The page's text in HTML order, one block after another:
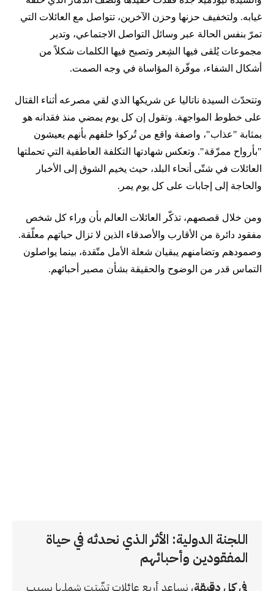
غيابه. ولتخفيف حزنها وحزن الآخرين، تتواصل مع العائلات التي
تمرّ بنفس الحالة عبر وسائل التواصل الاجتماعي، وتدير
مجموعات يُلقى فيها الشِعر وتصبح فيها الكلمات شكلاً من
أشكال الشفاء، موفّرة المؤاساة في وجه الصمت.
وتتحدّث السيدة ناتاليا عن شريكها الذي لقي مصرعه أثناء القتال
على خطوط المواجهة. وتقول إن كل يوم يمضي منذ فقدانه هو
بمثابة "عذاب"، واصفة واقع من تُركوا خلفهم بأنهم يعيشون
"بأرواح ممزّقة". وتعكس شهادتها التكلفة العاطفية التي تحملتها
العائلات في شتّى أنحاء البلد، حيث يخيم الشوق إلى الأخبار
والحاجة إلى إجابات على كل يوم يمر.
ومن خلال قصصهم، تذكّر العائلات العالم بأن وراء كل شخص
مفقود دائرة من الأقارب والأصدقاء الذين لا تزال حياتهم معلّقة.
وصمودهم وتضامنهم يبقيان شعلة الأمل متّقدة، بينما يواصلون
التماس قدر من الوضوح والحقيقة بشأن مصير أحبائهم.
اللجنة الدولية: الأثر الذي نحدثه في حياة
المفقودين وأحبائهم
في كل دقيقة، نساعد أربع عائلات تشّتت شملها بسبب